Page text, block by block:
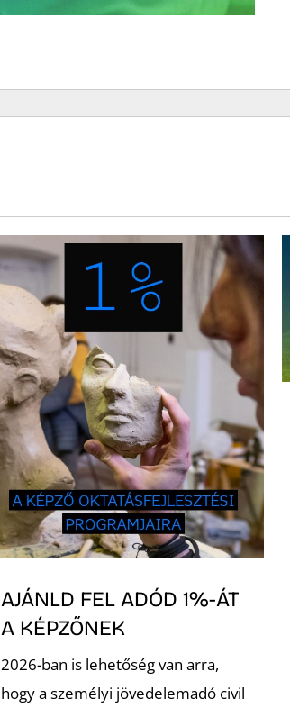
AJÁNLD FEL ADÓD 1%-ÁT
A KÉPZŐNEK
2026-ban is lehetőség van arra,
hogy a személyi jövedelemadó civil